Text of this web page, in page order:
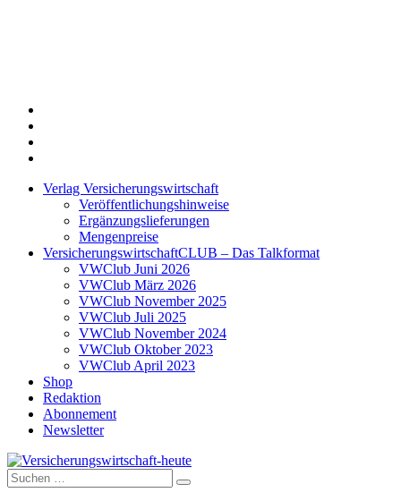
Verlag Versicherungswirtschaft
Veröffentlichungshinweise
Ergänzungslieferungen
Mengenpreise
VersicherungswirtschaftCLUB – Das Talkformat
VWClub Juni 2026
VWClub März 2026
VWClub November 2025
VWClub Juli 2025
VWClub November 2024
VWClub Oktober 2023
VWClub April 2023
Shop
Redaktion
Abonnement
Newsletter
Versicherungswirtschaft-heute
Suche
nach: